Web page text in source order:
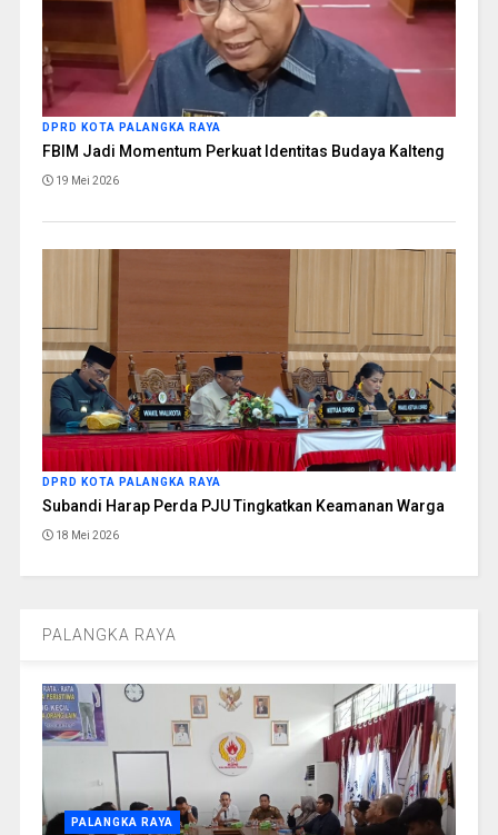
DPRD KOTA PALANGKA RAYA
FBIM Jadi Momentum Perkuat Identitas Budaya Kalteng
19 Mei 2026
DPRD KOTA PALANGKA RAYA
Subandi Harap Perda PJU Tingkatkan Keamanan Warga
18 Mei 2026
PALANGKA RAYA
PALANGKA RAYA